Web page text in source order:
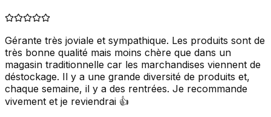
Gérante très joviale et sympathique. Les produits sont de
très bonne qualité mais moins chère que dans un
magasin traditionnelle car les marchandises viennent de
déstockage. Il y a une grande diversité de produits et,
chaque semaine, il y a des rentrées. Je recommande
vivement et je reviendrai 👍